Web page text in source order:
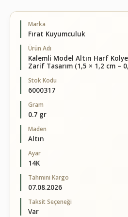
Marka
Fırat Kuyumculuk
Ürün Adı
Kalemli Model Altın Harf
Zarif Tasarım (1,5 × 1,2 cm –
Stok Kodu
6000317
Gram
0.7 gr
Maden
Altın
Ayar
14K
Tahmini Kargo
07.08.2026
Taksit Seçeneği
Var